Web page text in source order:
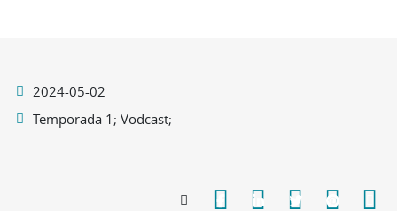
2024-05-02
Temporada 1; Vodcast;